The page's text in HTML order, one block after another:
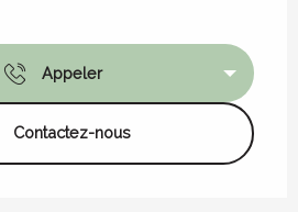
Appeler
Contactez-nous